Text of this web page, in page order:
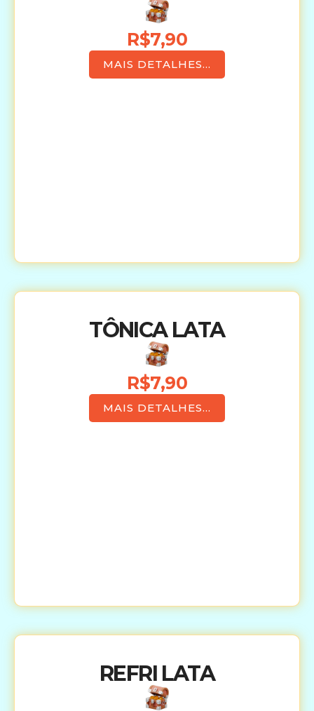
R$7,90
MAIS DETALHES...
TÔNICA LATA
R$7,90
MAIS DETALHES...
REFRI LATA